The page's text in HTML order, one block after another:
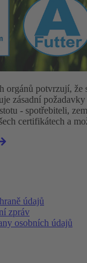
orgánů potvrzují, že
zásadní požadavky
- spotřebiteli,
certifikátech a
údajů
zpráv
osobních údajů